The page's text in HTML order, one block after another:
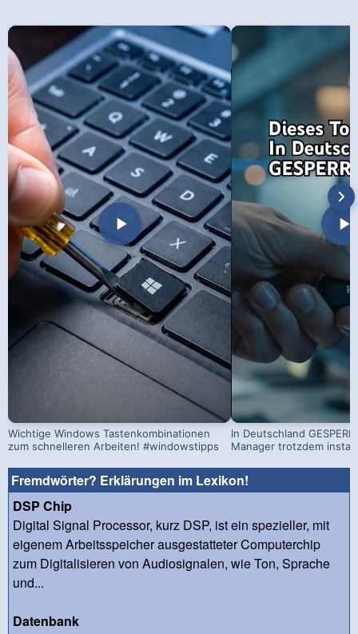
Wichtige Windows Tastenkombinationen
zum schnelleren Arbeiten! #windowstipps
In Deutschland
Manager trotzdem
Fremdwörter? Erklärungen im Lexikon!
DSP Chip
Digital Signal Processor, kurz DSP, ist ein spezieller, mit
eigenem Arbeitsspeicher ausgestatteter Computerchip
zum Digitalisieren von Audiosignalen, wie Ton, Sprache
und...
Datenbank